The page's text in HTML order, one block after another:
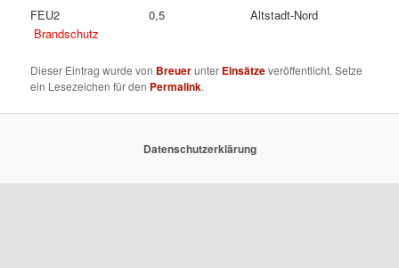
FEU2 0,5 Altstadt-Nord
Brandschutz
Dieser Eintrag wurde von Breuerunter Einsätzeveröffentlicht. Setze
ein Lesezeichen für den Permalink.
Datenschutzerklärung